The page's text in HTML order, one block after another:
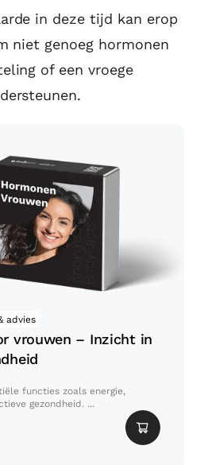
in deze tijd kan erop
niet genoeg hormonen
of een vroege
voor vrouwen –
advies
vrouwen – Inzicht in
functies zoals energie,
gezondheid. ...